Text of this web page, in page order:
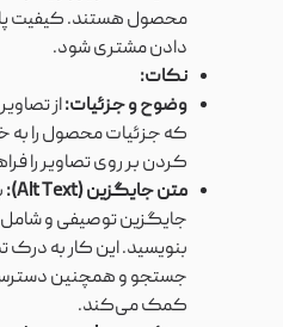
محصول هستند. کیفیت
دادن مشتری شود.
نکات:
وضوح و جزئیات:از
که جزئیات محصول را به
کردن بر روی تصاویر را
متن جایگزین (Alt Text):
جایگزین توصیفی و
بنویسید. این کار به درک
کمک می‌کند.